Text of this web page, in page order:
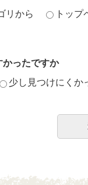
リから
トップ
かったですか
少し見つけにくか